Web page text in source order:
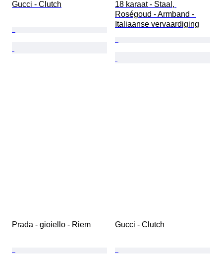
Gucci - Clutch
18 karaat - Staal,
Roségoud - Armband -
Italiaanse vervaardiging
Prada - gioiello - Riem Gucci - Clutch